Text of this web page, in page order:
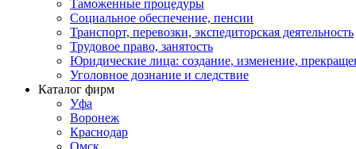
Таможенные процедуры
Социальное обеспечение, пенсии
Транспорт, перевозки, экспедиторская деятельность
Трудовое право, занятость
Юридические лица: создание, изменение,
Уголовное дознание и следствие
Каталог фирм
Уфа
Воронеж
Краснодар
Омск